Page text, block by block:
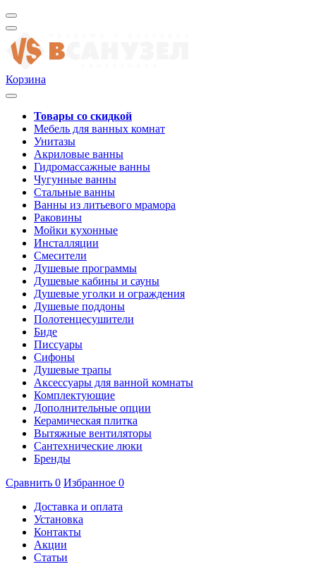
Корзина
Товары со скидкой
Мебель для ванных комнат
Унитазы
Акриловые ванны
Гидромассажные ванны
Чугунные ванны
Стальные ванны
Ванны из литьевого мрамора
Раковины
Мойки кухонные
Инсталляции
Смесители
Душевые программы
Душевые кабины и сауны
Душевые уголки и ограждения
Душевые поддоны
Полотенцесушители
Биде
Писсуары
Сифоны
Душевые трапы
Аксессуары для ванной комнаты
Комплектующие
Дополнительные опции
Керамическая плитка
Вытяжные вентиляторы
Сантехнические люки
Бренды
Сравнить 0 Избранное 0
Доставка и оплата
Установка
Контакты
Акции
Статьи